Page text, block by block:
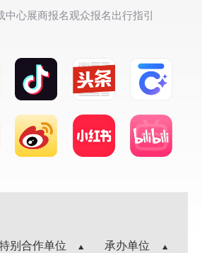
中心展商报名观众报名出行指引
别合作单位
承办单位